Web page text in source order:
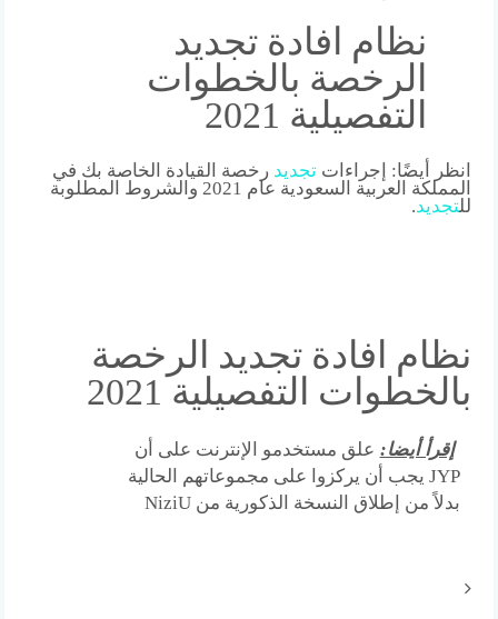
نظام افادة تجديد
الرخصة بالخطوات
التفصيلية 2021
انظر أيضًا: إجراءاتتجديد رخصة القيادة الخاصة بك في
المملكة العربية السعودية عام 2021 والشروط المطلوبة
للتجديد
نظام افادة تجديد الرخصة
بالخطوات التفصيلية 2021
إقرأ أيضا: علق مستخدمو الإنترنت على أن
JYP يجب أن يركزوا على مجموعاتهم الحالية
بدلاً من إطلاق النسخة الذكورية من NiziU